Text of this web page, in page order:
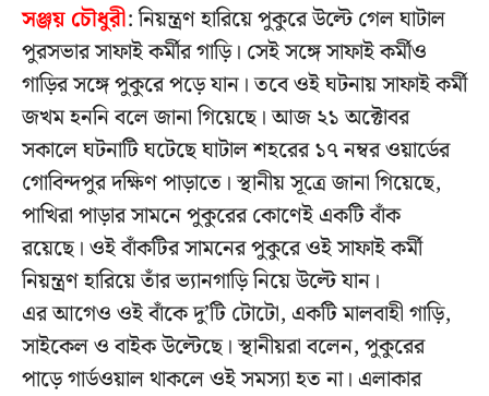
সঞ্জয় চৌধুরী: নিয়ন্ত্রণ হারিয়ে পুকুরে উল্টে গেল ঘাটাল
পুরসভার সা­ফাই কর্মীর গাড়ি। সেই সঙ্গে সাফাই কর্মীও
গাড়ির সঙ্গে পুকুরে পড়ে যান। তবে ওই ঘটনায় সাফাই কর্মী
জখম হননি বলে জানা গিয়েছে। আজ ২১ অক্টোবর
সকালে ঘটনাটি ঘটেছে ঘাটাল শহরের ১৭ নম্বর ওয়ার্ডের
গোবিন্দপুর দক্ষিণ পাড়াতে। স্থানীয় সূত্রে জানা গিয়েছে,
পাখিরা পাড়ার সামনে পুকুরের কোণেই একটি বাঁক
রয়েছে। ওই বাঁকটির সামনের পুকুরে ওই সাফাই কর্মী
নিয়ন্ত্রণ হারিয়ে তাঁর ভ্যানগাড়ি নিয়ে উল্টে যান।
এর আগেও ওই বাঁকে দু’টি টোটো, একটি মালবাহী গাড়ি,
সাইকেল ও বাইক উল্টেছে। স্থানীয়রা বলেন, পুকুরের
পাড়ে গার্ডওয়াল থাকলে ওই সমস্যা হত না। এলাকার